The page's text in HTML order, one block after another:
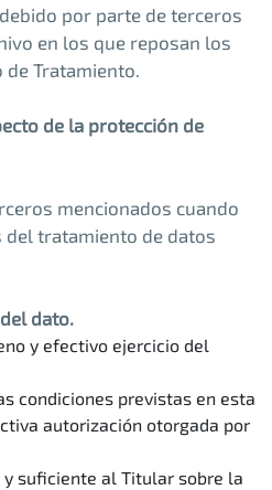
por parte de terceros
en los que reposan los
de Tratamiento.
de la protección de
mencionados cuando
del tratamiento de datos
dato.
y efectivo ejercicio del
condiciones previstas en esta
autorización otorgada por
suficiente al Titular sobre la